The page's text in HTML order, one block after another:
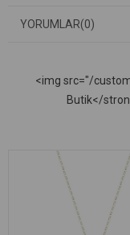
YORUMLAR(0)
<img src="/
Butik</